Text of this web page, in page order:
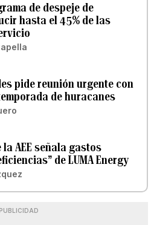
de despeje de
hasta el 45% de las
pide reunión urgente con
de huracanes
AEE señala gastos
de LUMA Energy
PUBLICIDAD